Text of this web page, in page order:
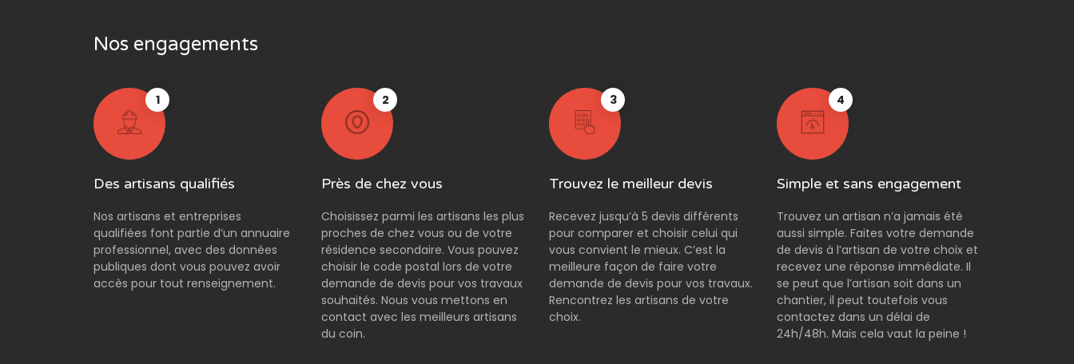
Nos engagements
1
Des artisans qualifiés
Nos artisans et entreprises
qualifiées font partie d’un annuaire
professionnel, avec des données
publiques dont vous pouvez avoir
accès pour tout renseignement.
2
Près de chez vous
Choisissez parmi les artisans les plus
proches de chez vous ou de votre
résidence secondaire. Vous pouvez
choisir le code postal lors de votre
demande de devis pour vos travaux
souhaités. Nous vous mettons en
contact avec les meilleurs artisans
du coin.
3
Trouvez le meilleur devis
Recevez jusqu’à 5 devis différents
pour comparer et choisir celui qui
vous convient le mieux. C’est la
meilleure façon de faire votre
demande de devis pour vos travaux.
Rencontrez les artisans de votre
choix.
4
Simple et sans engagement
Trouvez un artisan n’a jamais été
aussi simple. Faites votre demande
de devis à l’artisan de votre choix et
recevez une réponse immédiate. Il
se peut que l’artisan soit dans un
chantier, il peut toutefois vous
contactez dans un délai de
24h/48h. Mais cela vaut la peine !